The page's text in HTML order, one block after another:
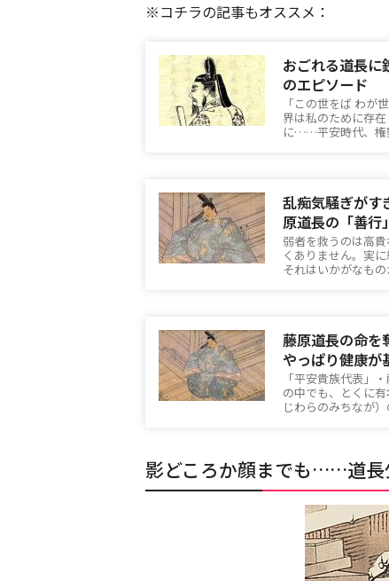
※コチラの記事もオススメ：
おごれる道長に
のエピソード
「この世をば わが
界は私のために存
に……平安時代、権
乱痴気騒ぎがす
原道長の「善行
弱者を救うのは高
くありません。実
それはいかがなも
藤原道長の命を
やっぱり健康が
「平安貴族代表」
の中でも、とくに
じわらのみちなが
影どころか顔までも……道長